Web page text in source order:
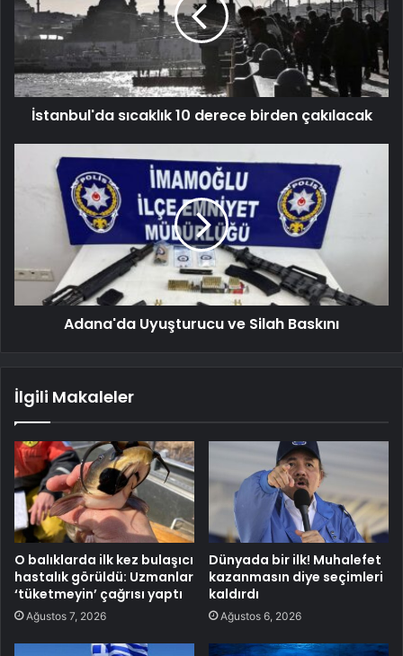
İstanbul'da sıcaklık 10 derece birden çakılacak
Adana'da Uyuşturucu ve Silah Baskını
İlgili Makaleler
O balıklarda ilk kez bulaşıcı
hastalık görüldü: Uzmanlar
‘tüketmeyin’ çağrısı yaptı
Ağustos 7, 2026
Dünyada bir ilk! Muhalefet
kazanmasın diye seçimleri
kaldırdı
Ağustos 6, 2026